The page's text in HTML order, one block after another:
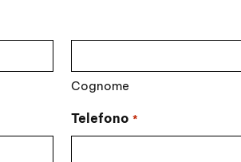
Cognome
Telefono *